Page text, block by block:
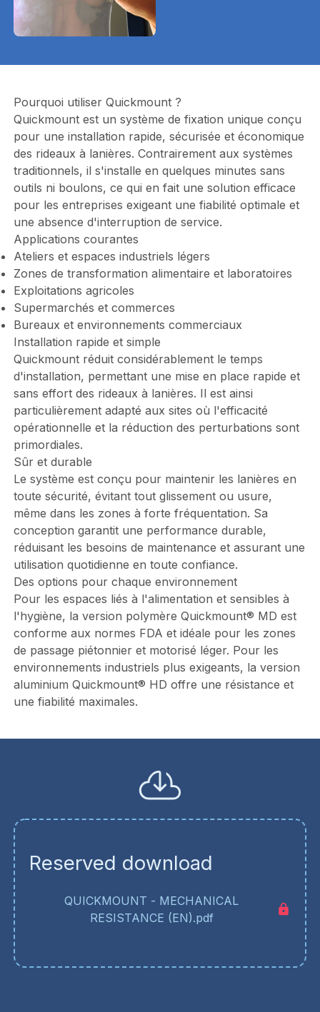
Pourquoi utiliser Quickmount ?
Quickmount est un système de fixation unique conçu
pour une installation rapide, sécurisée et économique
des rideaux à lanières. Contrairement aux systèmes
traditionnels, il s'installe en quelques minutes sans
outils ni boulons, ce qui en fait une solution efficace
pour les entreprises exigeant une fiabilité optimale et
une absence d'interruption de service.
Applications courantes
Ateliers et espaces industriels légers
Zones de transformation alimentaire et laboratoires
Exploitations agricoles
Supermarchés et commerces
Bureaux et environnements commerciaux
Installation rapide et simple
Quickmount réduit considérablement le temps
d'installation, permettant une mise en place rapide et
sans effort des rideaux à lanières. Il est ainsi
particulièrement adapté aux sites où l'efficacité
opérationnelle et la réduction des perturbations sont
primordiales.
Sûr et durable
Le système est conçu pour maintenir les lanières en
toute sécurité, évitant tout glissement ou usure,
même dans les zones à forte fréquentation. Sa
conception garantit une performance durable,
réduisant les besoins de maintenance et assurant une
utilisation quotidienne en toute confiance.
Des options pour chaque environnement
Pour les espaces liés à l'alimentation et sensibles à
l'hygiène, la version polymère Quickmount® MD est
conforme aux normes FDA et idéale pour les zones
de passage piétonnier et motorisé léger. Pour les
environnements industriels plus exigeants, la version
aluminium Quickmount® HD offre une résistance et
une fiabilité maximales.
Reserved download
QUICKMOUNT - MECHANICAL
RESISTANCE (EN).pdf